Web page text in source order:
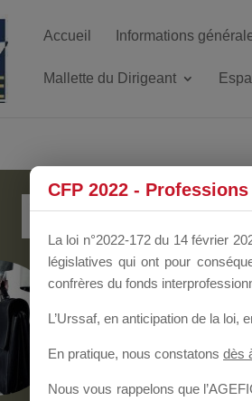
Accueil Informations
Mallette du Dirigeant
Groupe Public il y a un mois
CFP 2022 -
La loi n°2022-172 du 14 février
législatives qui ont pour
confrères du fonds
L’Urssaf, en anticipation de la loi,
En pratique, nous constatons dès
Nous vous rappelons que